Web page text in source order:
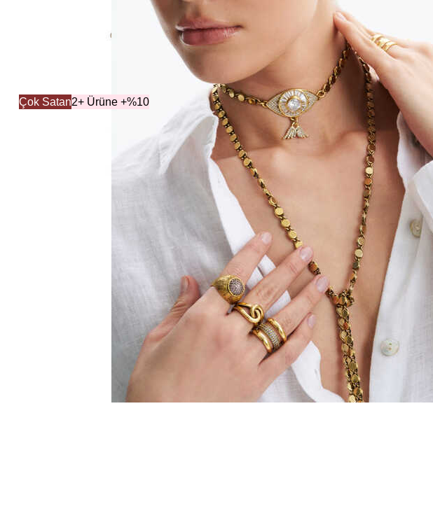
Koleksiyonlar Teenage
Çok Satan2+ Ürüne +%10